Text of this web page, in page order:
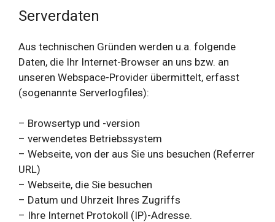
Serverdaten
Aus technischen Gründen werden u.a. folgende
Daten, die Ihr Internet-Browser an uns bzw. an
unseren Webspace-Provider übermittelt, erfasst
(sogenannte Serverlogfiles):
– Browsertyp und -version
– verwendetes Betriebssystem
– Webseite, von der aus Sie uns besuchen (Referrer
URL)
– Webseite, die Sie besuchen
– Datum und Uhrzeit Ihres Zugriffs
– Ihre Internet Protokoll (IP)-Adresse.